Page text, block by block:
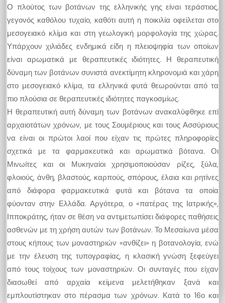
Ο πλούτος των βοτάνων της ελληνικής γης είναι τεράστιος,
γεγονός καθόλου τυχαίο, καθότι αυτή η ποικιλία οφείλεται στο
μεσογειακό κλίμα και στη γεωλογική μορφολογία της χώρας.
Υπάρχουν χιλιάδες ενδημικά είδη η πλειοψηφία των οποίων
είναι αρωματικά με θεραπευτικές ιδιότητες. Η θεραπευτική
δύναμη των βοτάνων συνιστά ανεκτίμητη κληρονομιά και χάρη
στο μεσογειακό κλίμα, τα ελληνικά φυτά θεωρούνται από τα
πιο πλούσια σε θεραπευτικές ιδιότητες παγκοσμίως.
Η θεραπευτική αυτή δύναμη των βοτάνων ανακαλύφθηκε επί
αρχαιοτάτων χρόνων, με τους Σουμέριους και τους Ασσύριους
να είναι οι πρώτοι λαοί που είχαν τις πρώτες πληροφορίες
σχετικά με τα φαρμακευτικά και αρωματικά βότανα. Οι
Μινωίτες και οι Μυκηναίοι χρησιμοποιούσαν ρίζες, ξύλα,
φλοιούς, άνθη, βλαστούς, καρπούς, σπόρους, έλαια και ρητίνες
από διάφορα φαρμακευτικά φυτά και βότανα τα οποία
φύονταν στην Ελλάδα. Αργότερα, ο «πατέρας της Ιατρικής»,
Ιπποκράτης, ήταν σε θέση να αντιμετωπίσει διάφορες παθήσεις
ασθενών με τη χρήση αυτών των βοτάνων. Το Μεσαίωνα μέσα
στους κήπους των μοναστηριών «ανθίζει» η βοτανολογία, ενώ
με την έλευση της τυπογραφίας, η κλασική γνώση ξεφεύγει
από τους τοίχους των μοναστηριών. Οι συνταγές που είχαν
διασωθεί από αρχαία κείμενα μελετήθηκαν ξανά και
εμπλουτίστηκαν στο πέρασμα των χρόνων. Κατά το 16ο και